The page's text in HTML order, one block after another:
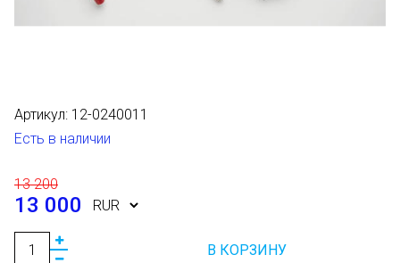
Артикул: 12-0240011
Есть в наличии
13 200
13 000
В КОРЗИНУ